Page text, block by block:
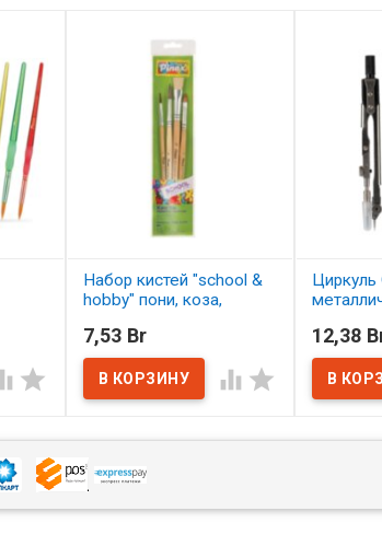

Набор кистей "school &
hobby" пони, коза,
В наличии
7,53 Br
 
Циркуль
В
12,38